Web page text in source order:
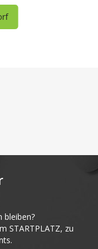
bleiben?
STARTPLATZ, zu